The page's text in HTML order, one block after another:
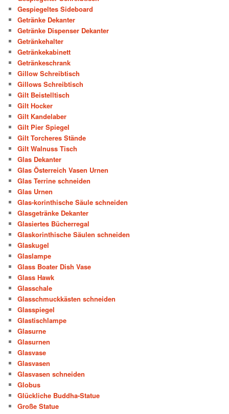
Gespiegeltes Sideboard
Getränke Dekanter
Getränke Dispenser Dekanter
Getränkehalter
Getränkekabinett
Getränkeschrank
Gillow Schreibtisch
Gillows Schreibtisch
Gilt Beistelltisch
Gilt Hocker
Gilt Kandelaber
Gilt Pier Spiegel
Gilt Torcheres Stände
Gilt Walnuss Tisch
Glas Dekanter
Glas Österreich Vasen Urnen
Glas Terrine schneiden
Glas Urnen
Glas-korinthische Säule schneiden
Glasgetränke Dekanter
Glasiertes Bücherregal
Glaskorinthische Säulen schneiden
Glaskugel
Glaslampe
Glass Boater Dish Vase
Glass Hawk
Glasschale
Glasschmuckkästen schneiden
Glasspiegel
Glastischlampe
Glasurne
Glasurnen
Glasvase
Glasvasen
Glasvasen schneiden
Globus
Glückliche Buddha-Statue
Große Statue